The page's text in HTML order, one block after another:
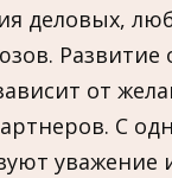
деловых,
от
С
уважение